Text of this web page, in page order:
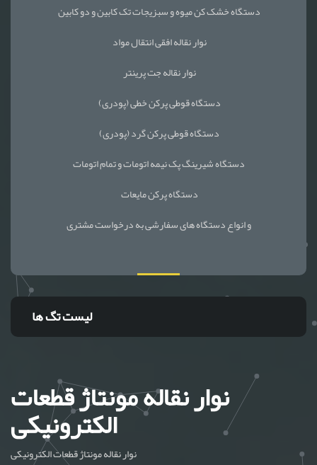
دستگاه خشک کن میوه و سبزیجات تک کابین و دو کابین
نوار نقاله افقی انتقال مواد
نوار نقاله جت پرینتر
دستگاه قوطی پرکن خطی (پودری)
دستگاه قوطی پرکن گرد (پودری)
دستگاه شیرینگ پک نیمه اتومات و تمام اتومات
دستگاه پرکن مایعات
و انواع دستگاه های سفارشی به درخواست مشتری
لیست تگ ها
نوار نقاله مونتاژ قطعات
الکترونیکی
نوار نقاله مونتاژ قطعات الکترونیکی